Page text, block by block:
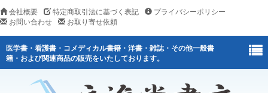
会社概要 特定商取引法に基づく表記
プライバシーポリシー
お問い合わせ
お取り寄せ依頼
医学書・看護書・コメディカル書籍・洋書・雑誌・その他一般書
籍・および関連商品の販売をいたしております。